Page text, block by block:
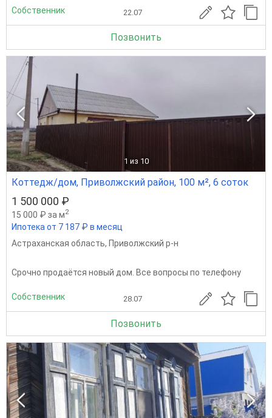
Собственник 22.07
Позвонить
1 из 10
Коттедж/дом, Приволжский район, 100 м², 6 соток
1 500 000 ₽
15 000 ₽ за м2
Ипотека от 7 187 ₽ в месяц
Астраханская область, Приволжский р-н
Срочно продаётся новый дом. Все вопросы по телефону
Собственник 28.07
Позвонить